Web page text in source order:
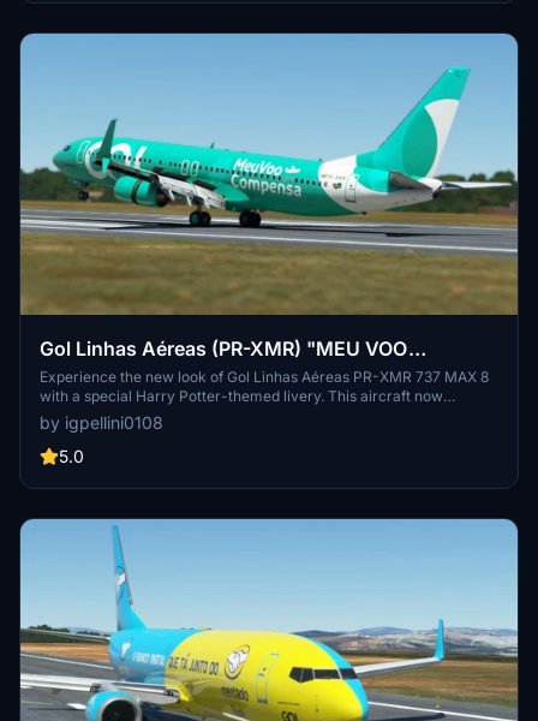
Gol Linhas Aéreas (PR-XMR) "MEU VOO
COMPENSA" 2023
Experience the new look of Gol Linhas Aéreas PR-XMR 737 MAX 8
with a special Harry Potter-themed livery. This aircraft now
features a new environmentally conscious design as part of Gols
carbon offsetting initiative. Fly the skies with PMDG Boeing 737-
800SW in style and support a sustainable future with Gols
by igpellini0108
5.0